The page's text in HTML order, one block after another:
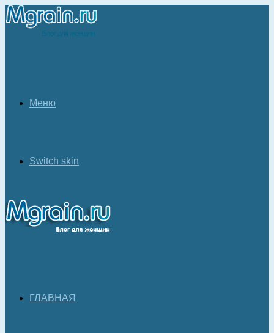
Меню
Switch skin
ГЛАВНАЯ